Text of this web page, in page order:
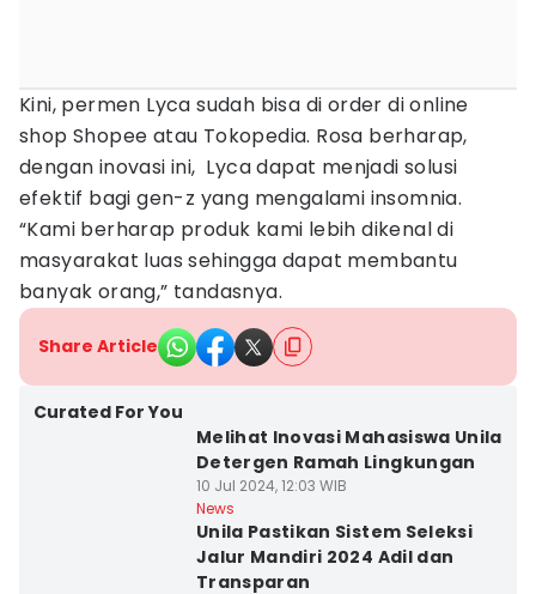
Kini, permen Lyca sudah bisa di order di online
shop Shopee atau Tokopedia. Rosa berharap,
dengan inovasi ini, Lyca dapat menjadi solusi
efektif bagi gen-z yang mengalami insomnia.
“Kami berharap produk kami lebih dikenal di
masyarakat luas sehingga dapat membantu
banyak orang,” tandasnya.
Share Article
Curated For You
Melihat Inovasi Mahasiswa Unila
Detergen Ramah Lingkungan
10 Jul 2024, 12:03 WIB
News
Unila Pastikan Sistem Seleksi
Jalur Mandiri 2024 Adil dan
Transparan